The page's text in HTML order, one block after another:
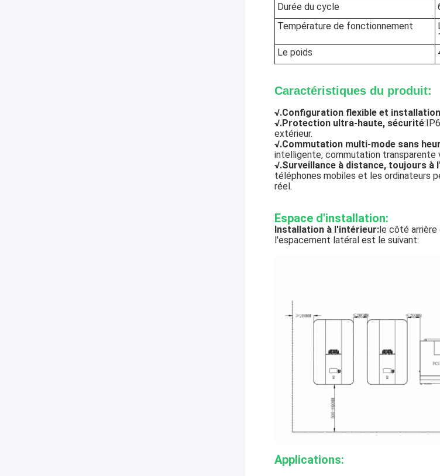
Durée du cycle
Température de fonctionnement
Le poids
Caractéristiques du produit:
√.Configuration flexible et
√.Protection ultra-haute, sécurité
extérieur.
√.Commutation multi-mode sans
intelligente, commutation transparente
√.Surveillance à distance, toujours à
téléphones mobiles et les ordinateurs
réel.
Espace d'installation:
Installation à l'intérieur: le côté
l'espacement latéral est le suivant:
Applications: